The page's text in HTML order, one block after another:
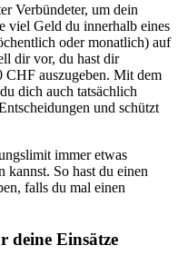
Verbündeter, um dein
viel Geld du innerhalb eines
oder monatlich) auf
dir vor, du hast dir
CHF auszugeben. Mit dem
dich auch tatsächlich
und schützt
immer etwas
kannst. So hast du einen
falls du mal einen
deine Einsätze